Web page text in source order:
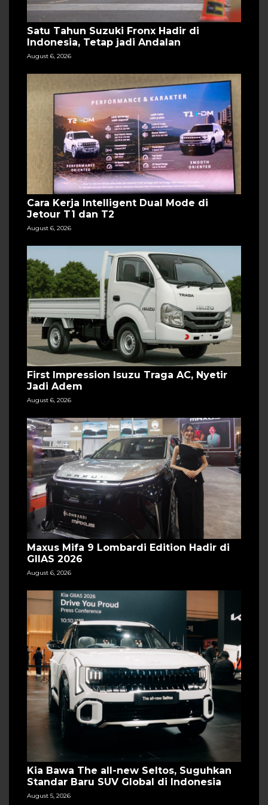
Satu Tahun Suzuki Fronx Hadir di
Indonesia, Tetap jadi Andalan
August 6, 2026
Cara Kerja Intelligent Dual Mode di
Jetour T1 dan T2
August 6, 2026
First Impression Isuzu Traga AC, Nyetir
Jadi Adem
August 6, 2026
Maxus Mifa 9 Lombardi Edition Hadir di
GIIAS 2026
August 6, 2026
Kia Bawa The all-new Seltos, Suguhkan
Standar Baru SUV Global di Indonesia
August 5, 2026